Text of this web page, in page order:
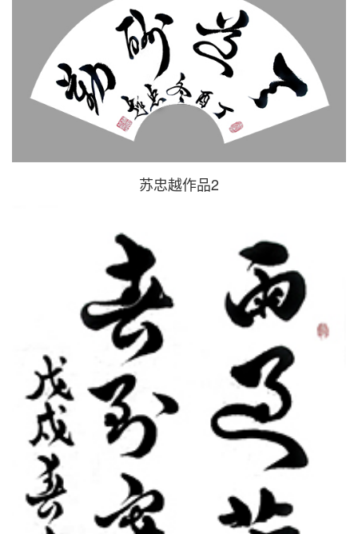
苏忠越作品2